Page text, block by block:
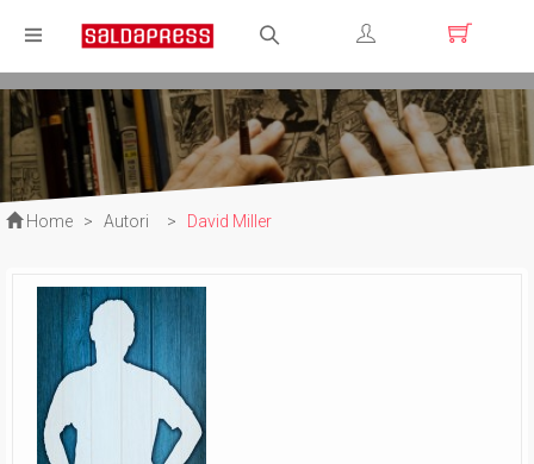
Registrati
Login
Home > Autori > David Miller